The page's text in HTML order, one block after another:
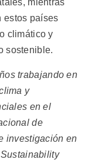
mientras
estos países
climático y
sostenible.
trabajando en
y
en el
de
investigación en